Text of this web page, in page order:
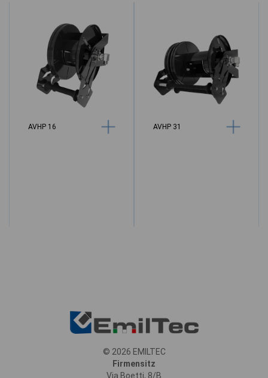
AVHP 16 AVHP 31
© 2026 EMILTEC
Firmensitz
Via Boetti, 8/B